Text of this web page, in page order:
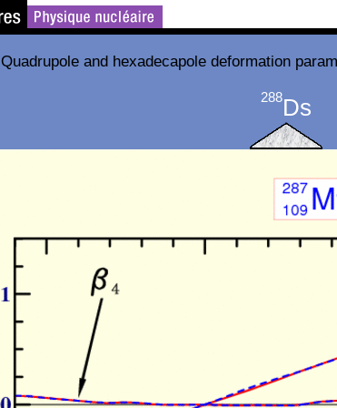
Quadrupole and hexadecapole deformation
288Ds